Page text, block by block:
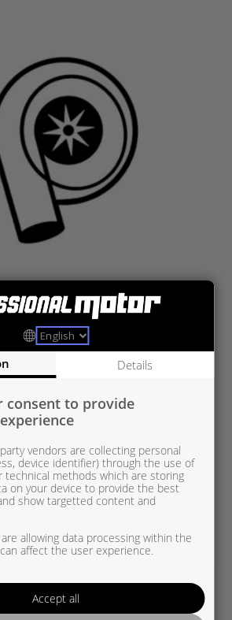
0002 UUSI OEM
Details
consent to provide
vendors are collecting personal
device identifier) through the use of
technical methods which are storing
on your device to provide the best
show targetted content and
allowing data processing within the
affect the user experience.
Accept all